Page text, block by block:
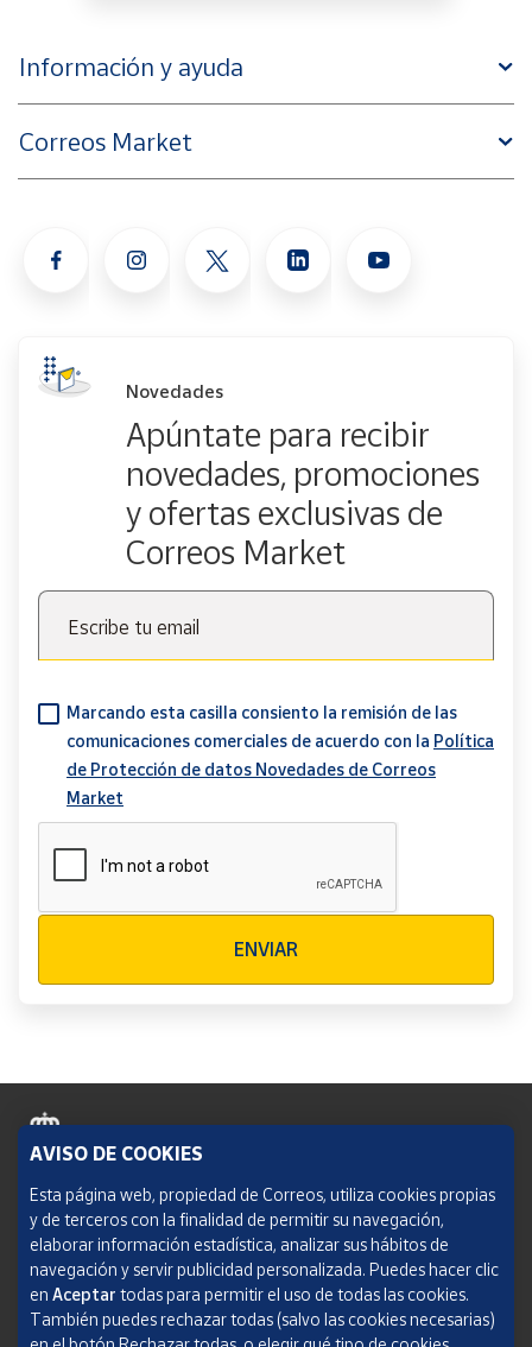
Información y ayuda
Correos Market
Novedades
Apúntate para recibir
novedades, promociones
y ofertas exclusivas de
Correos Market
Escribe tu email
Marcando esta casilla consiento la remisión de las
comunicaciones comerciales de acuerdo con la Política
de Protección de datos Novedades de Correos
Market
ENVIAR
Política de cookies
Aviso legal
Condiciones del servicio
Política de Privacidad Web
AVISO DE COOKIES
Esta página web, propiedad de Correos, utiliza cookies propias
y de terceros con la finalidad de permitir su navegación,
elaborar información estadística, analizar sus hábitos de
navegación y servir publicidad personalizada. Puedes hacer clic
en Aceptar todas para permitir el uso de todas las cookies.
También puedes rechazar todas (salvo las cookies necesarias)